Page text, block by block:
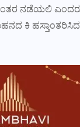
ನಡೆಯಲಿ
ಕಿ